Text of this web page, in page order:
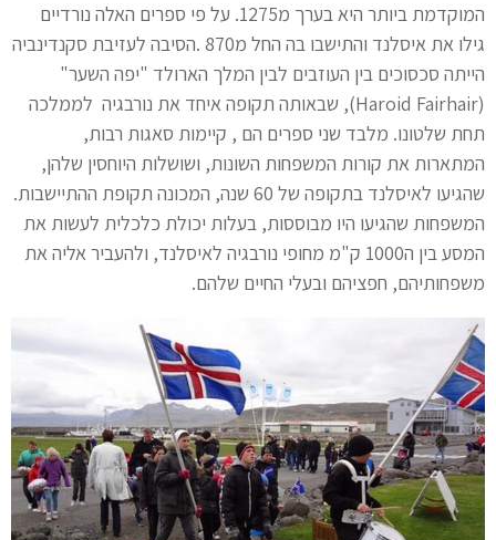
המוקדמת ביותר היא בערך מ1275. על פי ספרים האלה נורדיים
גילו את איסלנד והתישבו בה החל מ870 .הסיבה לעזיבת סקנדינביה
הייתה סכסוכים בין העוזבים לבין המלך הארולד "יפה השער"
(Haroid Fairhair), שבאותה תקופה איחד את נורבגיה לממלכה
תחת שלטונו. מלבד שני ספרים הם , קיימות סאגות רבות,
המתארות את קורות המשפחות השונות, ושושלות היוחסין שלהן,
שהגיעו לאיסלנד בתקופה של 60 שנה, המכונה תקופת ההתיישבות.
המשפחות שהגיעו היו מבוססות, בעלות יכולת כלכלית לעשות את
המסע בין ה1000 ק"מ מחופי נורבגיה לאיסלנד, ולהעביר אליה את
משפחותיהם, חפציהם ובעלי החיים שלהם.